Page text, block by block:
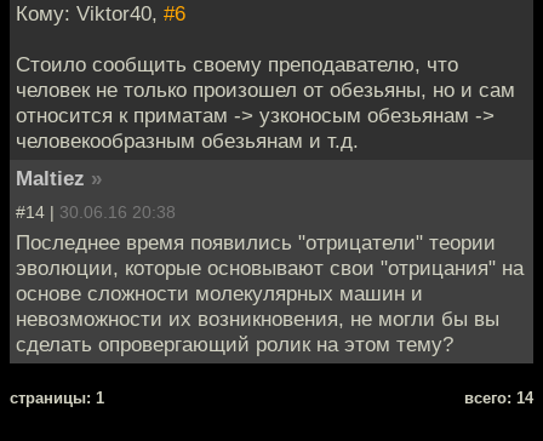
Кому: Viktor40, #6
Стоило сообщить своему преподавателю, что
человек не только произошел от обезьяны, но и сам
относится к приматам -> узконосым обезьянам ->
человекообразным обезьянам и т.д.
Maltiez »
#14 | 30.06.16 20:38
Последнее время появились "отрицатели" теории
эволюции, которые основывают свои "отрицания" на
основе сложности молекулярных машин и
невозможности их возникновения, не могли бы вы
сделать опровергающий ролик на этом тему?
cтраницы: 1 всего: 14